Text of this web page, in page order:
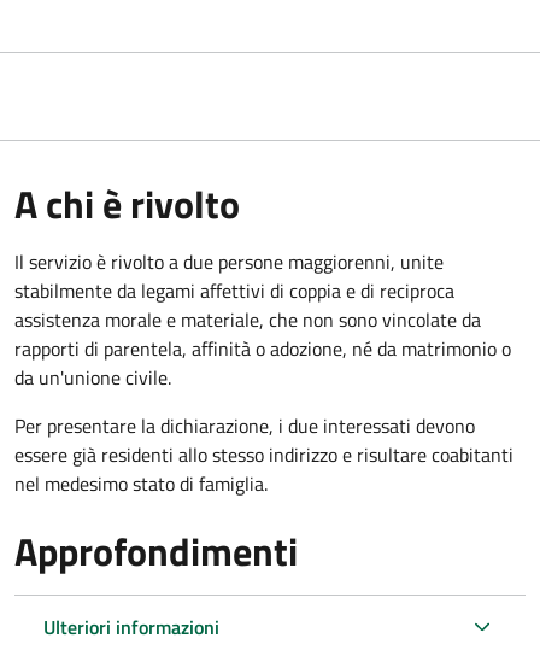
A chi è rivolto
Il servizio è rivolto a due persone maggiorenni, unite
stabilmente da legami affettivi di coppia e di reciproca
assistenza morale e materiale, che non sono vincolate da
rapporti di parentela, affinità o adozione, né da matrimonio o
da un'unione civile.
Per presentare la dichiarazione, i due interessati devono
essere già residenti allo stesso indirizzo e risultare coabitanti
nel medesimo stato di famiglia.
Approfondimenti
Ulteriori informazioni